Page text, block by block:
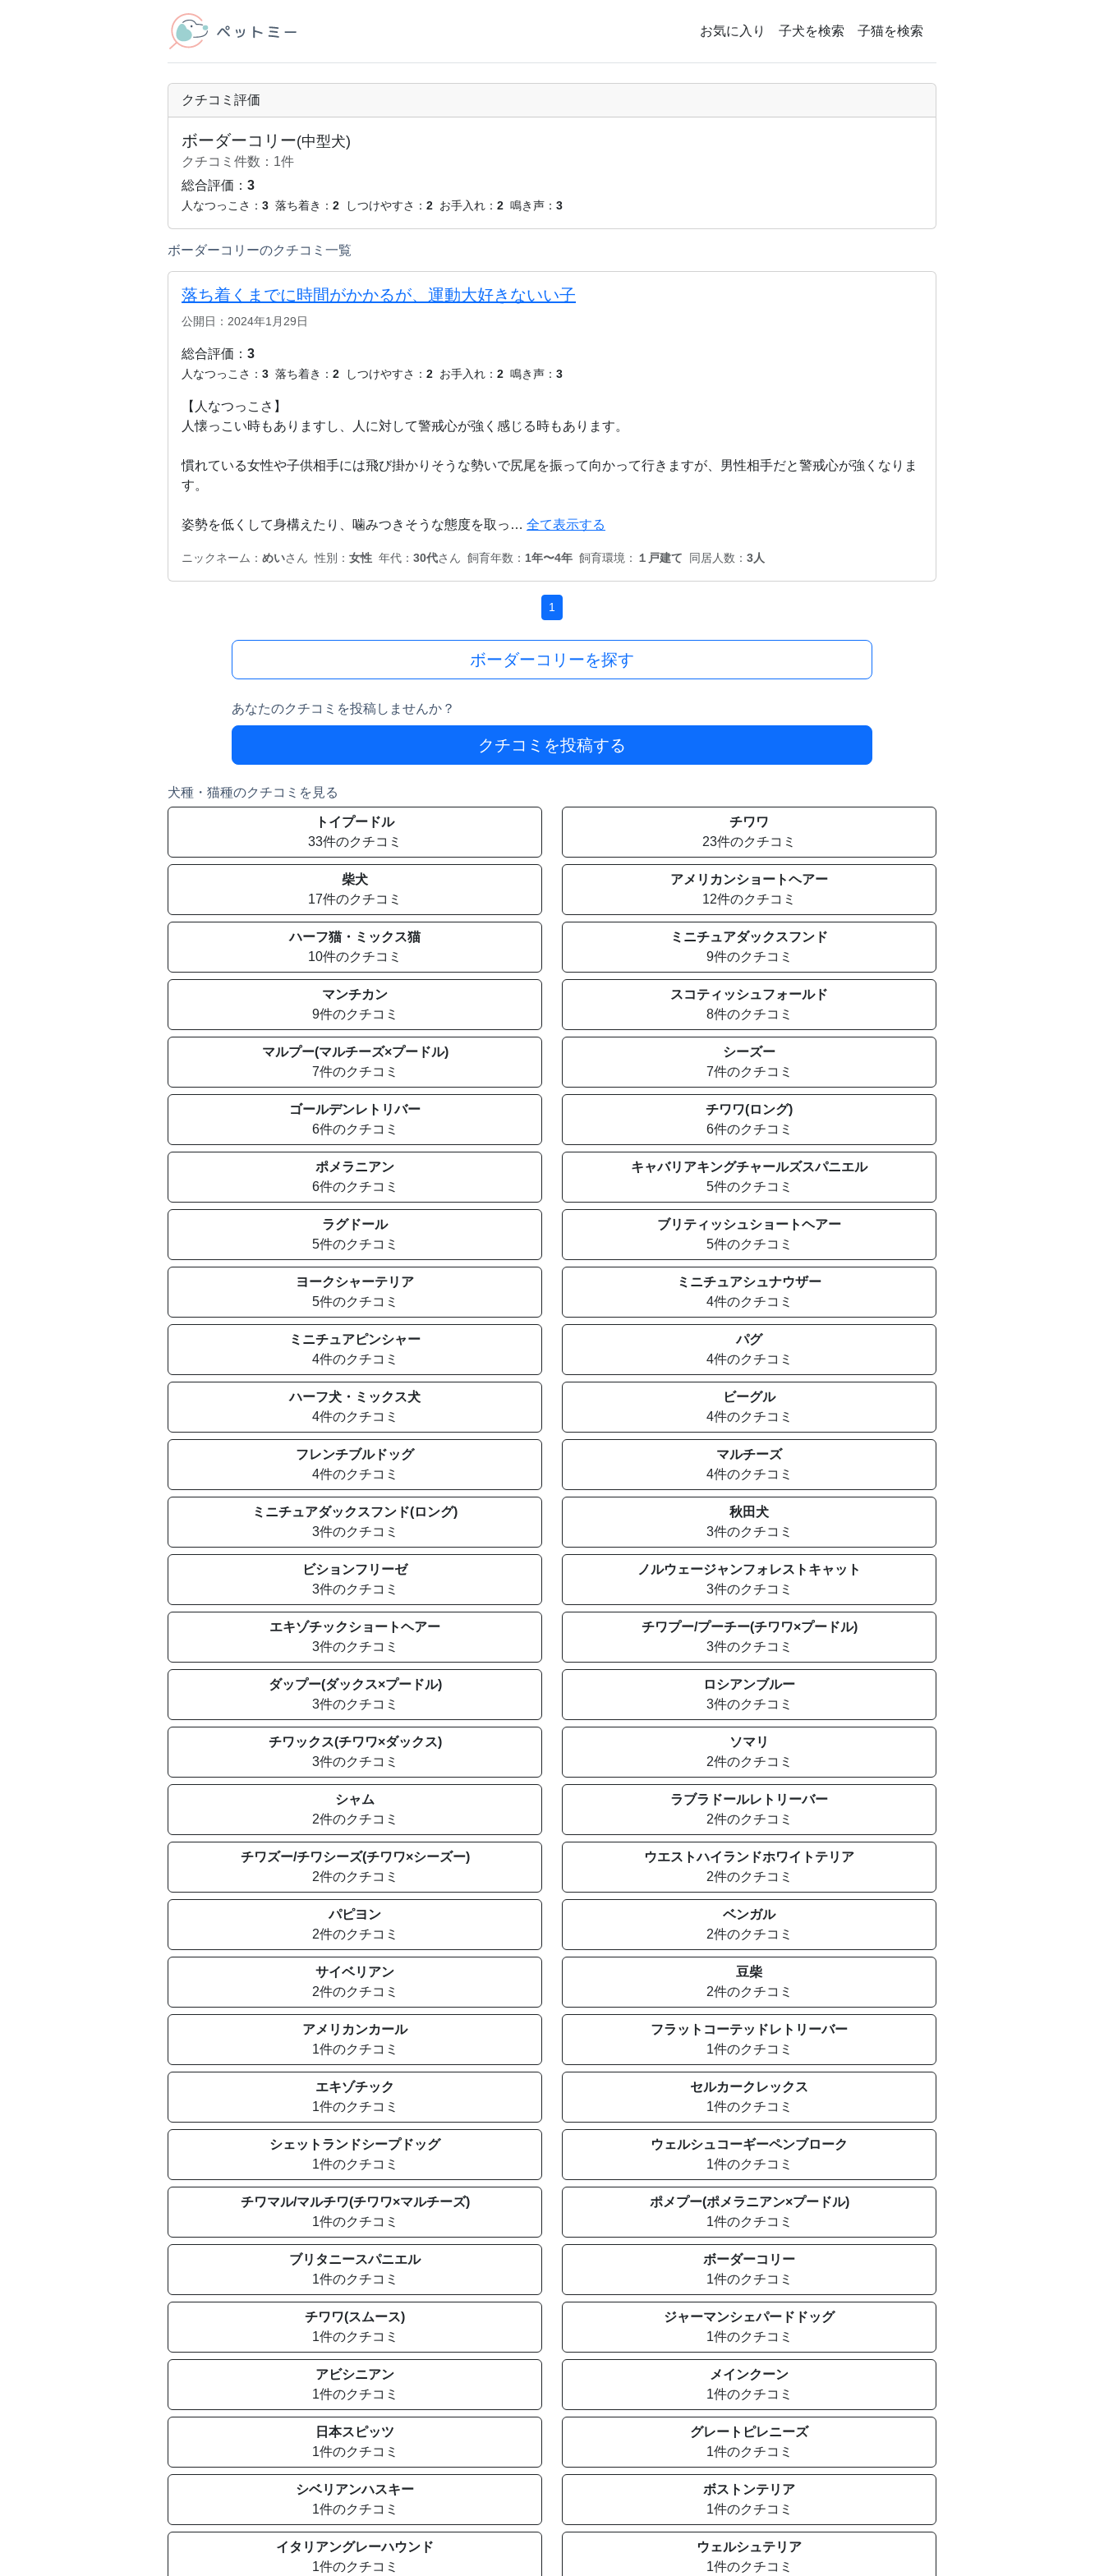
お気に入り 子犬を検索 子猫を検索
クチコミ評価
ボーダーコリー(中型犬)
クチコミ件数：1件
総合評価： 3
人なつっこさ： 3 落ち着き： 2 しつけやすさ： 2 お手入れ： 2 鳴き声： 3
ボーダーコリーのクチコミ一覧
落ち着くまでに時間がかかるが、運動大好きないい子
公開日：2024年1月29日
総合評価： 3
人なつっこさ： 3 落ち着き： 2 しつけやすさ： 2 お手入れ： 2 鳴き声： 3
【人なつっこさ】
人懐っこい時もありますし、人に対して警戒心が強く感じる時もあります。
慣れている女性や子供相手には飛び掛かりそうな勢いで尻尾を振って向かって行きますが、男性相手だと警戒心が強くなりま
す。
姿勢を低くして身構えたり、噛みつきそうな態度を取っ… 全て表示する
ニックネーム： めいさん 性別： 女性 年代： 30代さん 飼育年数： 1年〜4年 飼育環境： １戸建て 同居人数： 3人
1
ボーダーコリーを探す
あなたのクチコミを投稿しませんか？
クチコミを投稿する
犬種・猫種のクチコミを見る
トイプードル
33件のクチコミ
チワワ
23件のクチコミ
柴犬
17件のクチコミ
アメリカンショートヘアー
12件のクチコミ
ハーフ猫・ミックス猫
10件のクチコミ
ミニチュアダックスフンド
9件のクチコミ
マンチカン
9件のクチコミ
スコティッシュフォールド
8件のクチコミ
マルプー(マルチーズ×プードル)
7件のクチコミ
シーズー
7件のクチコミ
ゴールデンレトリバー
6件のクチコミ
チワワ(ロング)
6件のクチコミ
ポメラニアン
6件のクチコミ
キャバリアキングチャールズスパニエル
5件のクチコミ
ラグドール
5件のクチコミ
ブリティッシュショートヘアー
5件のクチコミ
ヨークシャーテリア
5件のクチコミ
ミニチュアシュナウザー
4件のクチコミ
ミニチュアピンシャー
4件のクチコミ
パグ
4件のクチコミ
ハーフ犬・ミックス犬
4件のクチコミ
ビーグル
4件のクチコミ
フレンチブルドッグ
4件のクチコミ
マルチーズ
4件のクチコミ
ミニチュアダックスフンド(ロング)
3件のクチコミ
秋田犬
3件のクチコミ
ビションフリーゼ
3件のクチコミ
ノルウェージャンフォレストキャット
3件のクチコミ
エキゾチックショートヘアー
3件のクチコミ
チワプー/プーチー(チワワ×プードル)
3件のクチコミ
ダップー(ダックス×プードル)
3件のクチコミ
ロシアンブルー
3件のクチコミ
チワックス(チワワ×ダックス)
3件のクチコミ
ソマリ
2件のクチコミ
シャム
2件のクチコミ
ラブラドールレトリーバー
2件のクチコミ
チワズー/チワシーズ(チワワ×シーズー)
2件のクチコミ
ウエストハイランドホワイトテリア
2件のクチコミ
パピヨン
2件のクチコミ
ベンガル
2件のクチコミ
サイベリアン
2件のクチコミ
豆柴
2件のクチコミ
アメリカンカール
1件のクチコミ
フラットコーテッドレトリーバー
1件のクチコミ
エキゾチック
1件のクチコミ
セルカークレックス
1件のクチコミ
シェットランドシープドッグ
1件のクチコミ
ウェルシュコーギーペンブローク
1件のクチコミ
チワマル/マルチワ(チワワ×マルチーズ)
1件のクチコミ
ポメプー(ポメラニアン×プードル)
1件のクチコミ
ブリタニースパニエル
1件のクチコミ
ボーダーコリー
1件のクチコミ
チワワ(スムース)
1件のクチコミ
ジャーマンシェパードドッグ
1件のクチコミ
アビシニアン
1件のクチコミ
メインクーン
1件のクチコミ
日本スピッツ
1件のクチコミ
グレートピレニーズ
1件のクチコミ
シベリアンハスキー
1件のクチコミ
ボストンテリア
1件のクチコミ
イタリアングレーハウンド
1件のクチコミ
ウェルシュテリア
1件のクチコミ